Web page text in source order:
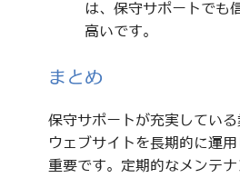
は、保守サポートでも
高いです。
まとめ
保守サポートが充実している
ウェブサイトを長期的に運
重要です。定期的なメンテ